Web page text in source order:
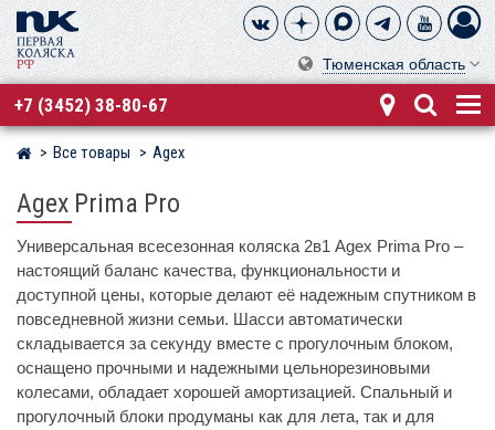
Тюменская область
+7 (3452) 38-80-67
Магазин детских колясок
Все товары Agex
Agex Prima Pro
Универсальная всесезонная коляска 2в1 Agex Prima Pro –
настоящий баланс качества, функциональности и
доступной цены, которые делают её надежным спутником в
повседневной жизни семьи. Шасси автоматически
складывается за секунду вместе с прогулочным блоком,
оснащено прочными и надежными цельнорезиновыми
колесами, обладает хорошей амортизацией. Спальный и
прогулочный блоки продуманы как для лета, так и для